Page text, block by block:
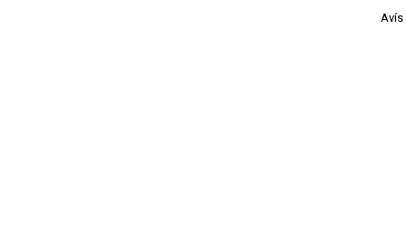
Avís